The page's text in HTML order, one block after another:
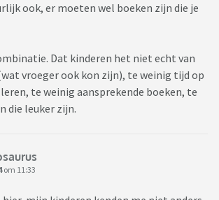
ook, er moeten wel boeken zijn die je
Dat kinderen het niet echt van
vroeger ook kon zijn), te weinig tijd op
te weinig aansprekende boeken, te
die leuker zijn.
om 11:33